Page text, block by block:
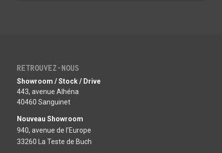
RETROUVEZ-NOUS
Showroom / Stock / Drive
443, avenue Alhéna
40460 Sanguinet
Nouveau Showroom
940, avenue de l’Europe
33260 La Teste de Buch